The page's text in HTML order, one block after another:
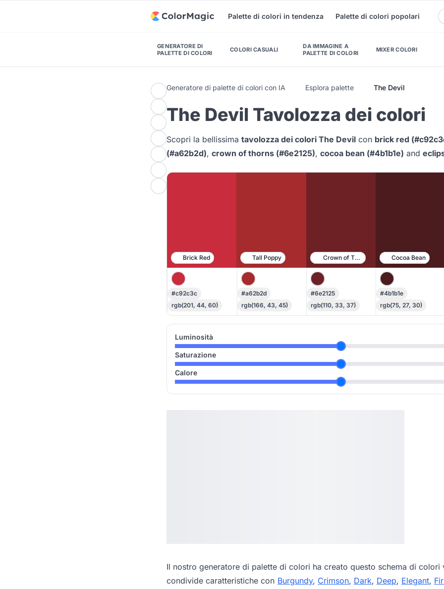
Palette di colori in tendenza Palette di colori popolari
GENERATORE DI
PALETTE DI COLORI
COLORI CASUALI
DA IMMAGINE A
PALETTE DI COLORI
MIXER COLORI
Generatore di palette di colori con IA Esplora palette The Devil
The Devil Tavolozza dei colori
Scopri la bellissima tavolozza dei colori The Devil con brick red
(#a62b2d), crown of thorns (#6e2125), cocoa bean (#4b1b1e) and
Brick Red Tall Poppy Crown of Thorns Cocoa Bean
#c92c3c
rgb(201, 44, 60)
#a62b2d
rgb(166, 43, 45)
#6e2125
rgb(110, 33, 37)
#4b1b1e
rgb(75, 27, 30)
Luminosità
Saturazione
Calore
Il nostro generatore di palette di colori ha creato questo schema di colori
condivide caratteristiche con Burgundy, Crimson, Dark, Deep, Elegant,